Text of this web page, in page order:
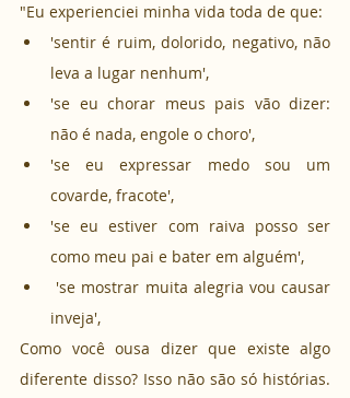
"Eu experienciei minha vida toda de que:
'sentir é ruim, dolorido, negativo, não
leva a lugar nenhum',
'se eu chorar meus pais vão dizer:
não é nada, engole o choro',
'se eu expressar medo sou um
covarde, fracote',
'se eu estiver com raiva posso ser
como meu pai e bater em alguém',
inveja',
Como você ousa dizer que existe algo
diferente disso? Isso não são só histórias.